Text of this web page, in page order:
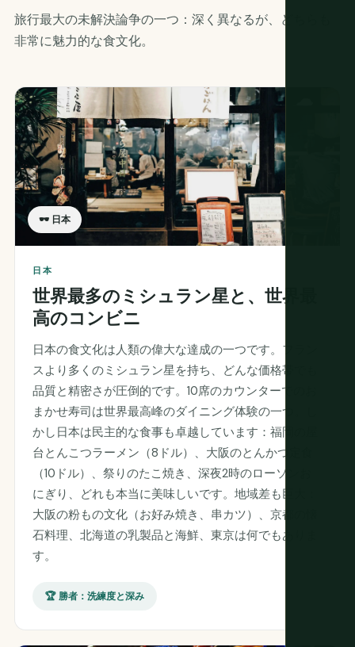
旅行最大の未解決論争の一つ：深く異なるが、どちらも
非常に魅力的な食文化。
🕶 日本
日本
世界最多のミシュラン星と、世界最
高のコンビニ
日本の食文化は人類の偉大な達成の一つです。フラン
スより多くのミシュラン星を持ち、どんな価格帯でも
品質と精密さが圧倒的です。10席のカウンターでのお
まかせ寿司は世界最高峰のダイニング体験の一つ。し
かし日本は民主的な食事も卓越しています：福岡の屋
台とんこつラーメン（8ドル）、大阪のとんかつ定食
（10ドル）、祭りのたこ焼き、深夜2時のローソンお
にぎり、どれも本当に美味しいです。地域差も巨大：
大阪の粉もの文化（お好み焼き、串カツ）、京都の懐
石料理、北海道の乳製品と海鮮、東京は何でもありま
す。
🏆 勝者：洗練度と深み